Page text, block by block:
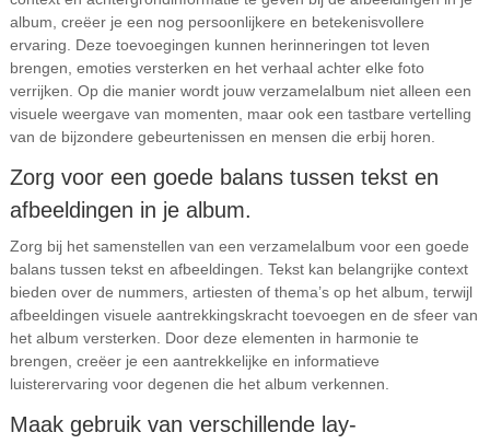
album, creëer je een nog persoonlijkere en betekenisvollere
ervaring. Deze toevoegingen kunnen herinneringen tot leven
brengen, emoties versterken en het verhaal achter elke foto
verrijken. Op die manier wordt jouw verzamelalbum niet alleen een
visuele weergave van momenten, maar ook een tastbare vertelling
van de bijzondere gebeurtenissen en mensen die erbij horen.
Zorg voor een goede balans tussen tekst en
afbeeldingen in je album.
Zorg bij het samenstellen van een verzamelalbum voor een goede
balans tussen tekst en afbeeldingen. Tekst kan belangrijke context
bieden over de nummers, artiesten of thema’s op het album, terwijl
afbeeldingen visuele aantrekkingskracht toevoegen en de sfeer van
het album versterken. Door deze elementen in harmonie te
brengen, creëer je een aantrekkelijke en informatieve
luisterervaring voor degenen die het album verkennen.
Maak gebruik van verschillende lay-